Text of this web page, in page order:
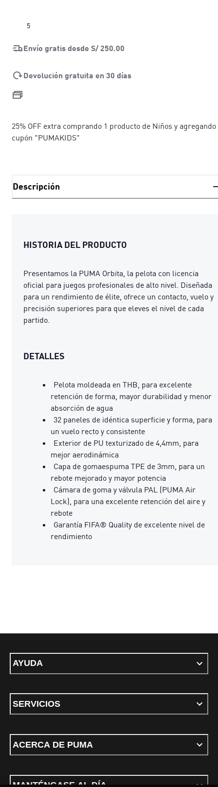
5
Envío gratis desde S/ 250.00
Devolución gratuita en 30 días
25% OFF extra comprando 1 producto de Niños y
cupón "PUMAKIDS"
Descripción
HISTORIA DEL PRODUCTO
Presentamos la PUMA Orbita, la pelota con licencia
oficial para juegos profesionales de alto nivel. Diseñada
para un rendimiento de élite, ofrece un contacto, vuelo y
precisión superiores para que eleves el nivel de cada
partido.
DETALLES
Pelota moldeada en THB, para excelente
retención de forma, mayor durabilidad y menor
absorción de agua
32 paneles de idéntica superficie y forma, para
un vuelo recto y consistente
Exterior de PU texturizado de 4,4mm, para
mejor aerodinámica
Capa de gomaespuma TPE de 3mm, para un
rebote mejorado y mayor potencia
Cámara de goma y válvula PAL (PUMA Air
Lock), para una excelente retención del aire y
rebote
Garantía FIFA® Quality de excelente nivel de
rendimiento
AYUDA
SERVICIOS
ACERCA DE PUMA